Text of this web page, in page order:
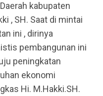
kabupaten
, SH. Saat di mintai
ini , dirinya
pembangunan ini
peningkatan
ekonomi
Hi. M.Hakki.SH.